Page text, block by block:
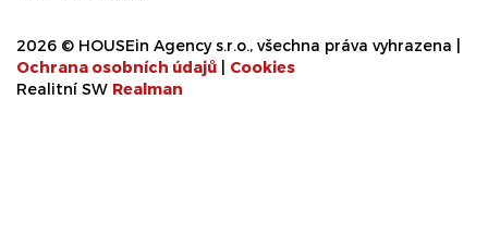
2026 © HOUSEin Agency s.r.o., všechna práva vyhrazena |
Ochrana osobních údajů
Cookies
Realitní SW Realman